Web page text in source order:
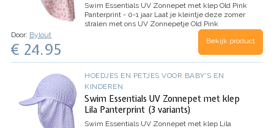
Swim Essentials UV Zonnepet met klep Old Pink
Panterprint - 0-1 jaar Laat je kleintje deze zomer
stralen met ons UV Zonnepetje Old Pink
Panterprint. Onze te gekke print maakt dit petje
extra bijzonder, perfect om lekker op te vallen!
Door: Bylout
€ 24.95 Bekijk product
HOEDJES EN PETJES VOOR BABY'S EN
KINDEREN
Swim Essentials UV Zonnepet met klep
Lila Panterprint (3 variants)
Swim Essentials UV Zonnepet met klep Lila